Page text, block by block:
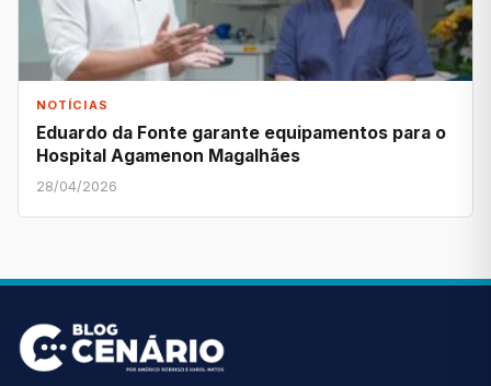
NOTÍCIAS
Eduardo da Fonte garante equipamentos para o
Hospital Agamenon Magalhães
28/04/2026